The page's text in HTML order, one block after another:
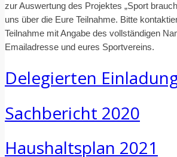
zur Auswertung des Projektes „Sport
uns über die Eure Teilnahme. Bitte
Teilnahme mit Angabe des vollständigen
Emailadresse und eures Sportvereins.
Delegierten
Sachbericht 2020
Haushaltsplan 2021